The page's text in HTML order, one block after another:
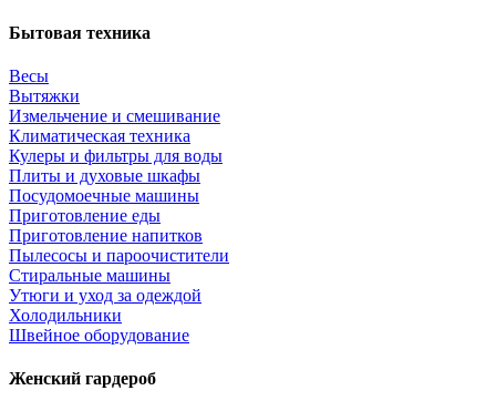
Бытовая техника
Весы
Вытяжки
Измельчение и смешивание
Климатическая техника
Кулеры и фильтры для воды
Плиты и духовые шкафы
Посудомоечные машины
Приготовление еды
Приготовление напитков
Пылесосы и пароочистители
Стиральные машины
Утюги и уход за одеждой
Холодильники
Швейное оборудование
Женский гардероб